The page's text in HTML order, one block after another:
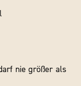
nie größer als